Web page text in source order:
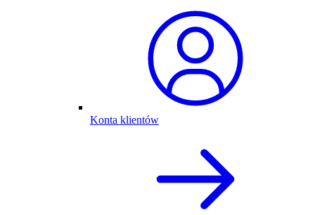
Konta klientów